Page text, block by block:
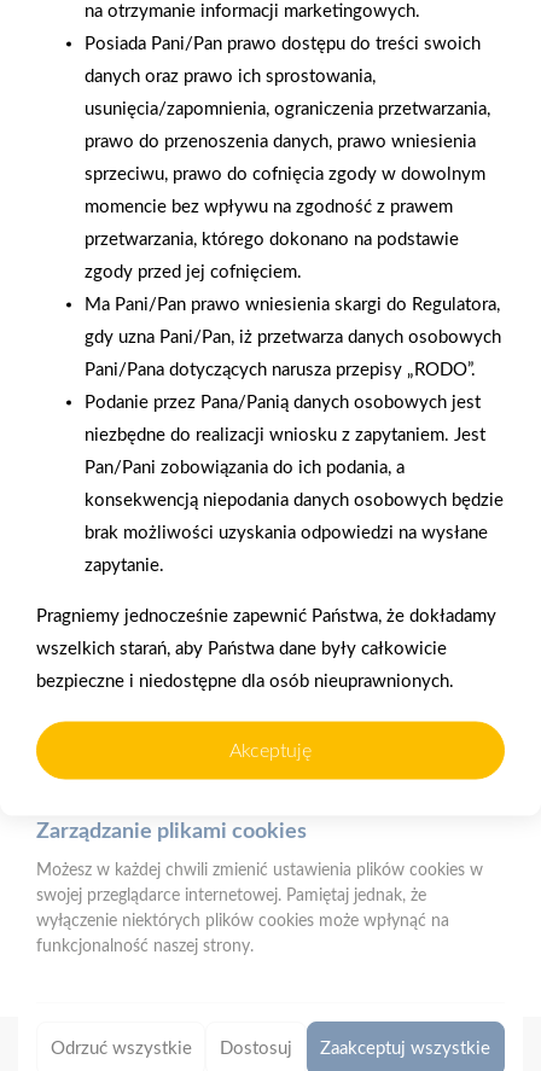
Otwarcie sklepu PSB
Mrówka w Wyrzysku
Gwarancja jakości
naszych produktów
Zakupy w systemie
ratalnym
Oferujemy zakupy
Strzelno
ul. Św. Ducha 12, 88-320 Strzelno (parking, plac składowy,
magazyn - wjazd od ul. Michelsona 19)
E-mail:biuro@psbstrzelno.pl
NIP:5571701187
REGON: 367902221
Copyright 2026 © PSB MRÓWKA Designed by Eskamedia
na otrzymanie informacji marketingowych.
Posiada Pani/Pan prawo dostępu do treści swoich
danych oraz prawo ich sprostowania,
usunięcia/zapomnienia, ograniczenia przetwarzania,
prawo do przenoszenia danych, prawo wniesienia
sprzeciwu, prawo do cofnięcia zgody w dowolnym
momencie bez wpływu na zgodność z prawem
przetwarzania, którego dokonano na podstawie
zgody przed jej cofnięciem.
Ma Pani/Pan prawo wniesienia skargi do Regulatora,
gdy uzna Pani/Pan, iż przetwarza danych osobowych
Pani/Pana dotyczących narusza przepisy „RODO”.
Podanie przez Pana/Panią danych osobowych jest
niezbędne do realizacji wniosku z zapytaniem. Jest
Pan/Pani zobowiązania do ich podania, a
konsekwencją niepodania danych osobowych będzie
brak możliwości uzyskania odpowiedzi na wysłane
zapytanie.
Pragniemy jednocześnie zapewnić Państwa, że dokładamy
wszelkich starań, aby Państwa dane były całkowicie
bezpieczne i niedostępne dla osób nieuprawnionych.
Akceptuję
Polityka plików cookies
Nasz serwis internetowy wykorzystuje pliki cookies w celu
zapewnienia prawidłowego działania strony, poprawy komfortu
użytkowania oraz analizy ruchu na stronie.
Czym są pliki cookies?
Cookies to niewielkie pliki tekstowe zapisywane na urządzeniu
użytkownika (komputerze, tablecie, smartfonie) podczas
korzystania z naszej strony internetowej. Pliki te mogą być
odczytywane przez nasz system oraz systemy zaufanych
Do czego wykorzystujemy pliki cookies?
Pliki cookies pomagają nam:
- analizować ruch na stronie i dostosowywać treści do
preferencji użytkowników,
- prowadzić działania marketingowe i reklamowe.
Zarządzanie plikami cookies
Możesz w każdej chwili zmienić ustawienia plików cookies w
swojej przeglądarce internetowej. Pamiętaj jednak, że
wyłączenie niektórych plików cookies może wpłynąć na
funkcjonalność naszej strony.
Odrzuć wszystkie Dostosuj Zaakceptuj wszystkie